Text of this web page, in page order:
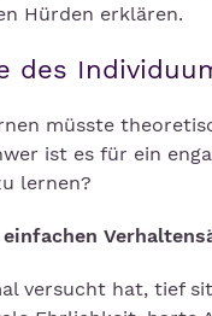
Hürden erklären.
des
müsste
ist es für ein
lernen?
versucht hat, tief